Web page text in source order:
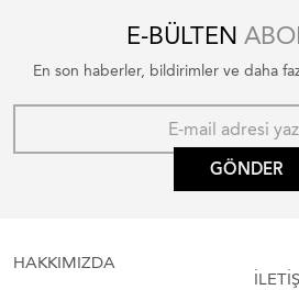
E-BÜLTEN
En son haberler, bildirimler ve daha
GÖNDER
HAKKIMIZDA